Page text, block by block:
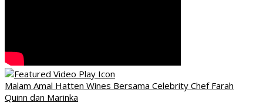
Malam Amal Hatten Wines Bersama Celebrity Chef Farah
Quinn dan Marinka